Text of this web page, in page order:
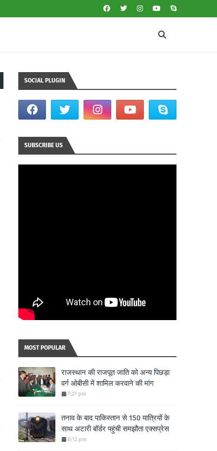
SOCIAL PLUGIN
SUBSCRIBE US
MOST POPULAR
राजस्थान की राजपूत जाति को अन्य पिछड़ा
वर्ग ओबीसी में शामिल करवाने की मांग
7:27 pm
तनाव के बाद पाकिस्तान से 150 यात्रियों के
साथ अटारी बॉर्डर पहुंची समझौता एक्सप्रेस
6:12 pm